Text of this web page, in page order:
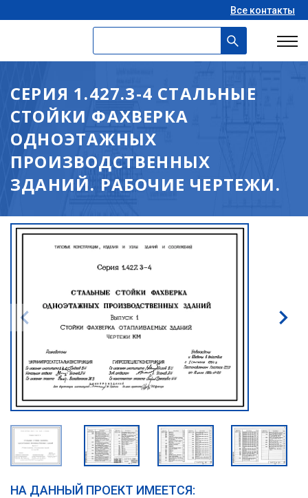
Все контакты
СЕРИЯ 1.427.3-4 СТАЛЬНЫЕ
СТОЙКИ ФАХВЕРКА
ОДНОЭТАЖНЫХ
ПРОИЗВОДСТВЕННЫХ
ЗДАНИЙ. РАБОЧИЕ ЧЕРТЕЖИ.
НА ДАННЫЙ ПРОЕКТ ИМЕЕТСЯ: